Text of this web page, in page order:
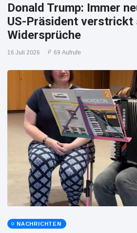
Donald Trump: Immer
US-Präsident verstrickt
Widersprüche
16 Juli 2026 69 Aufrufe
NACHRICHTEN